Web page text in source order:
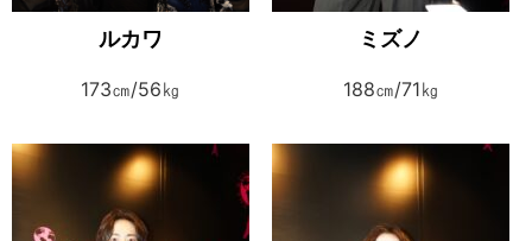
ルカワ
173㎝/56㎏
ミズノ
188㎝/71㎏